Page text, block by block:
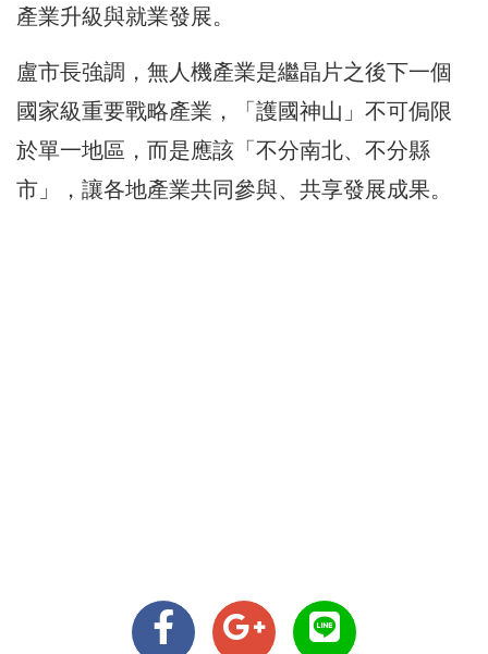
產業升級與就業發展。
盧市長強調，無人機產業是繼晶片之後下一個
國家級重要戰略產業，「護國神山」不可侷限
於單一地區，而是應該「不分南北、不分縣
市」，讓各地產業共同參與、共享發展成果。